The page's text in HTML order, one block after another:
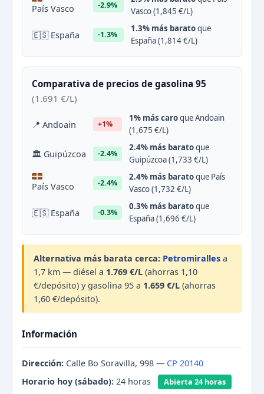
País Vasco -2.9%
Vasco (1,845 €/L)
🇪🇸 España -1.3%
1.3% más baratoque
España (1,814 €/L)
Comparativa de precios de gasolina 95
(1.691 €/L)
📍 Andoain +1%
1% más caroque Andoain
(1,675 €/L)
🏛 Guipúzcoa -2.4%
2.4% más baratoque
Guipúzcoa (1,733 €/L)
País Vasco -2.4%
2.4% más baratoque País
Vasco (1,732 €/L)
🇪🇸 España -0.3%
0.3% más baratoque
España (1,696 €/L)
Alternativa más barata cerca: Petromiralles a
1,7 km — diésel a 1.769 €/L (ahorras 1,10
€/depósito) y gasolina 95 a 1.659 €/L (ahorras
1,60 €/depósito).
Información
Dirección: Calle Bo Soravilla, 998 — CP 20140
Horario hoy (sábado): 24 horas Abierta 24 horas